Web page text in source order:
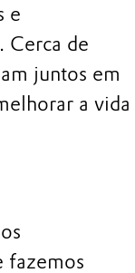
e
Cerca de
juntos em
a vida
fazemos